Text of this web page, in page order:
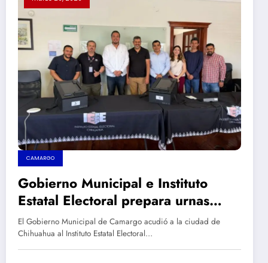
CAMARGO
Gobierno Municipal e Instituto
Estatal Electoral prepara urnas
electrónicas para la consulta de
Presupuesto Participativo 2026 en
Camargo
El Gobierno Municipal de Camargo acudió a la ciudad de
Chihuahua al Instituto Estatal Electoral…